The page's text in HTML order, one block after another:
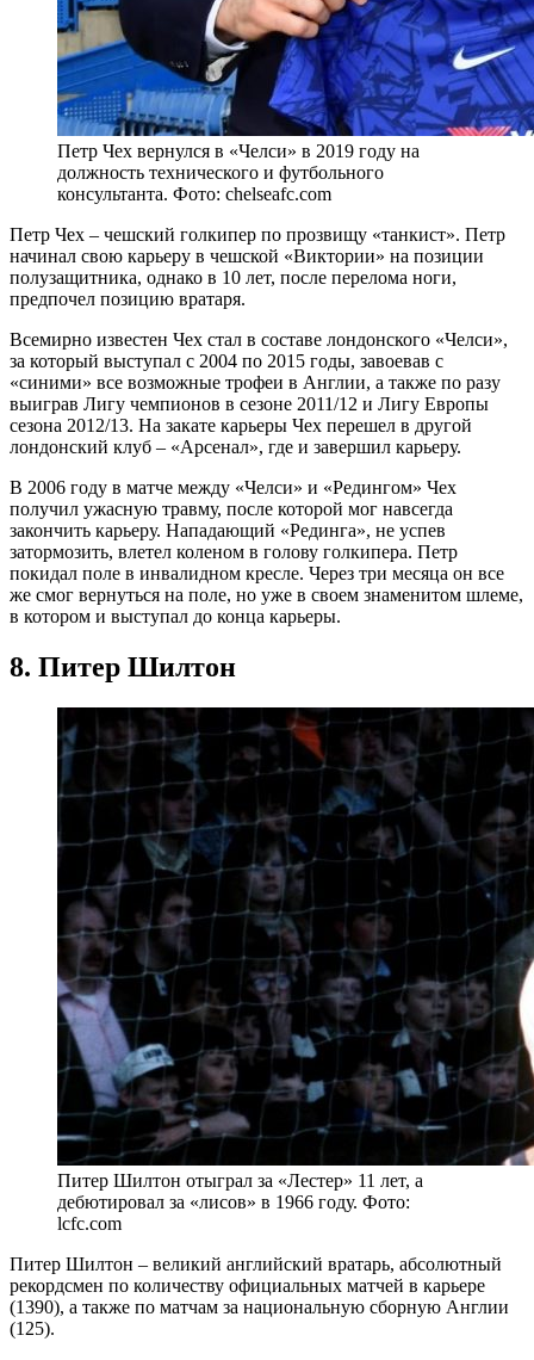
Петр Чех вернулся в «Челси» в 2019 году на
должность технического и футбольного
консультанта. Фото: chelseafc.com
Петр Чех – чешский голкипер по прозвищу «танкист». Петр
начинал свою карьеру в чешской «Виктории» на позиции
полузащитника, однако в 10 лет, после перелома ноги,
предпочел позицию вратаря.
Всемирно известен Чех стал в составе лондонского «Челси»,
за который выступал с 2004 по 2015 годы, завоевав с
«синими» все возможные трофеи в Англии, а также по разу
выиграв Лигу чемпионов в сезоне 2011/12 и Лигу Европы
сезона 2012/13. На закате карьеры Чех перешел в другой
лондонский клуб – «Арсенал», где и завершил карьеру.
В 2006 году в матче между «Челси» и «Редингом» Чех
получил ужасную травму, после которой мог навсегда
закончить карьеру. Нападающий «Рединга», не успев
затормозить, влетел коленом в голову голкипера. Петр
покидал поле в инвалидном кресле. Через три месяца он все
же смог вернуться на поле, но уже в своем знаменитом шлеме,
в котором и выступал до конца карьеры.
8. Питер Шилтон
Питер Шилтон отыграл за «Лестер» 11 лет, а
дебютировал за «лисов» в 1966 году. Фото:
lcfc.com
Питер Шилтон – великий английский вратарь, абсолютный
рекордсмен по количеству официальных матчей в карьере
(1390), а также по матчам за национальную сборную Англии
(125).